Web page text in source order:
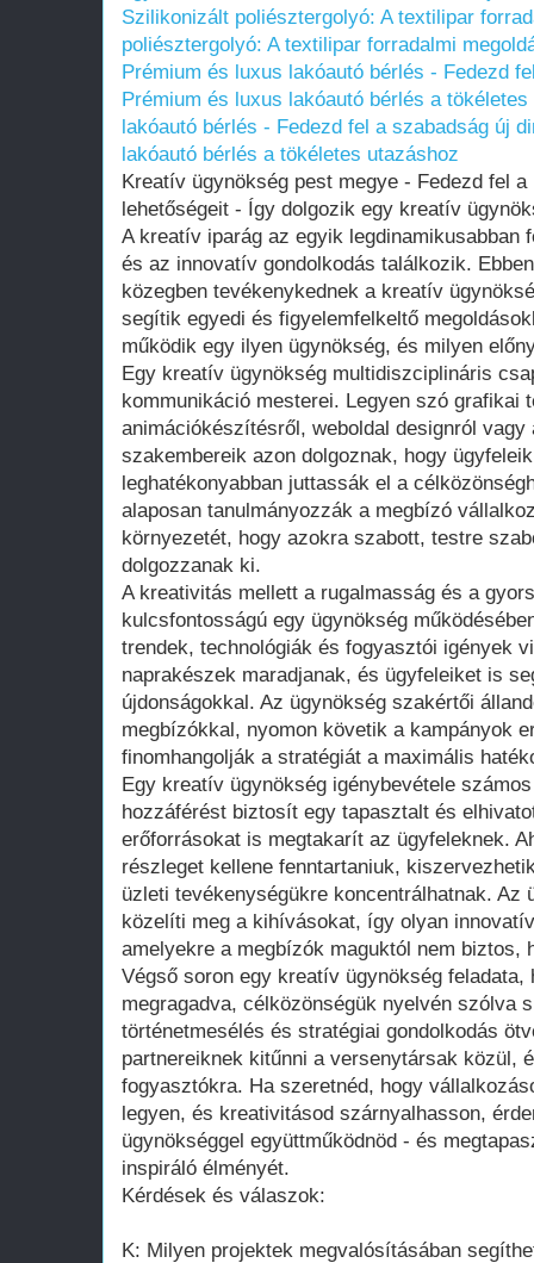
Szilikonizált poliésztergolyó: A textilipar
poliésztergolyó: A textilipar forradalmi
Prémium és luxus lakóautó bérlés - Fedezd
Prémium és luxus lakóautó bérlés a
lakóautó bérlés - Fedezd fel a szabadság új
lakóautó bérlés a tökéletes utazáshoz
Kreatív ügynökség pest megye - Fedezd fel
lehetőségeit - Így dolgozik egy kreatív
A kreatív iparág az egyik legdinamikusabban
és az innovatív gondolkodás találkozik.
közegben tevékenykednek a kreatív
segítik egyedi és figyelemfelkeltő
működik egy ilyen ügynökség, és milyen
Egy kreatív ügynökség multidiszciplináris
kommunikáció mesterei. Legyen szó grafikai
animációkészítésről, weboldal designról
szakembereik azon dolgoznak, hogy
leghatékonyabban juttassák el a
alaposan tanulmányozzák a megbízó
környezetét, hogy azokra szabott, testre
dolgozzanak ki.
A kreativitás mellett a rugalmasság és a
kulcsfontosságú egy ügynökség
trendek, technológiák és fogyasztói igények
naprakészek maradjanak, és ügyfeleiket is
újdonságokkal. Az ügynökség szakértői
megbízókkal, nyomon követik a kampányok
finomhangolják a stratégiát a maximális
Egy kreatív ügynökség igénybevétele
hozzáférést biztosít egy tapasztalt és
erőforrásokat is megtakarít az ügyfeleknek.
részleget kellene fenntartaniuk,
üzleti tevékenységükre koncentrálhatnak. Az
közelíti meg a kihívásokat, így olyan
amelyekre a megbízók maguktól nem biztos,
Végső soron egy kreatív ügynökség
megragadva, célközönségük nyelvén szólva
történetmesélés és stratégiai gondolkodás
partnereiknek kitűnni a versenytársak közül,
fogyasztókra. Ha szeretnéd, hogy
legyen, és kreativitásod szárnyalhasson,
ügynökséggel együttműködnöd - és
inspiráló élményét.
Kérdések és válaszok:
K: Milyen projektek megvalósításában